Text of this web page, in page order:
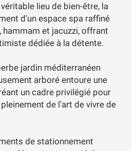
lieu de bien-être, la
d'un espace spa raffiné
hammam et jacuzzi, offrant
dédiée à la détente.
jardin méditerranéen
arboré entoure une
un cadre privilégié pour
de l'art de vivre de
de stationnement